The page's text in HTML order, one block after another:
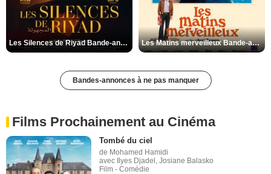
Les Silences de Riyad Bande-annonce VO STFR Les Matins merveilleux Bande-annonce VF
Bandes-annonces à ne pas manquer
Films Prochainement au Cinéma
Tombé du ciel
de Mohamed Hamidi
avec Ilyes Djadel, Josiane Balasko
Film - Comédie